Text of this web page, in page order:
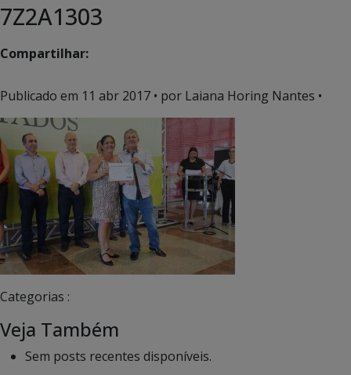
7Z2A1303
Compartilhar:
Publicado em 11 abr 2017 • por Laiana Horing Nantes •
Categorias :
Veja Também
Sem posts recentes disponíveis.